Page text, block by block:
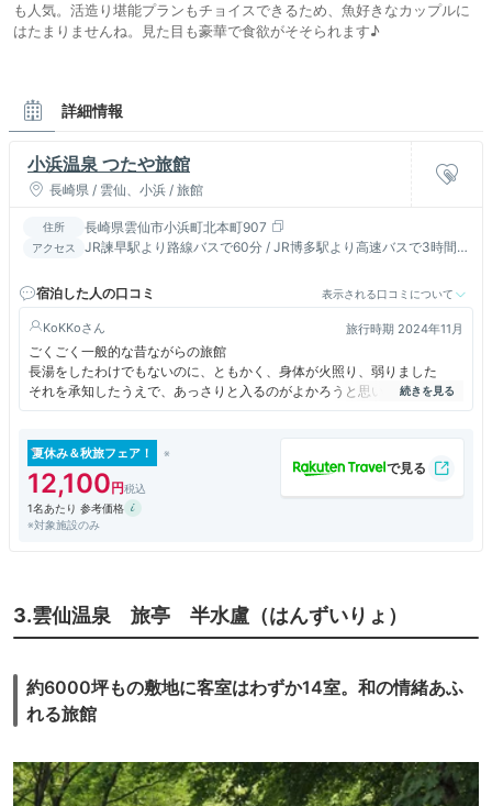
も人気。活造り堪能プランもチョイスできるため、魚好きなカップルに
はたまりませんね。見た目も豪華で食欲がそそられます♪
詳細情報
小浜温泉 つたや旅館
長崎県 / 雲仙、小浜 / 旅館
住所 長崎県雲仙市小浜町北本町907
アクセス
JR諫早駅より路線バスで60分 / JR博多駅より高速バスで3時間 /
宿泊した人の口コミ
表示される口コミについて
KoKKo 旅行時期 2024年11月
ごくごく一般的な昔ながらの旅館
長湯をしたわけでもないのに、ともかく、身体が火照り、弱りました
それを承知したうえで、あっさりと入るのがよかろうと思います
お料理も申し分なく、海を借景に登る湯煙は、特別の感覚です
夏休み＆秋旅フェア！
12,100
1名あたり 参考価格
※対象施設のみ
3.雲仙温泉 旅亭 半⽔盧（はんずいりょ）
約6000坪もの敷地に客室はわずか14室。和の情緒あふ
れる旅館